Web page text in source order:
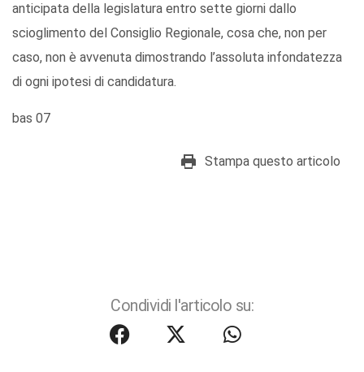
anticipata della legislatura entro sette giorni dallo
scioglimento del Consiglio Regionale, cosa che, non per
caso, non è avvenuta dimostrando l’assoluta infondatezza
di ogni ipotesi di candidatura.
bas 07
Stampa questo articolo
Condividi l'articolo su: